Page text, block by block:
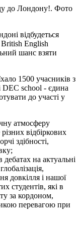
відбудеться
British English
шанс взяти
1500 учасників з
DEC school - єдина
до участі у
атмосферу
відбіркових
здібності,
на актуальні
довкілля і нашої
студентів, які в
за кордоном,
перевагою при